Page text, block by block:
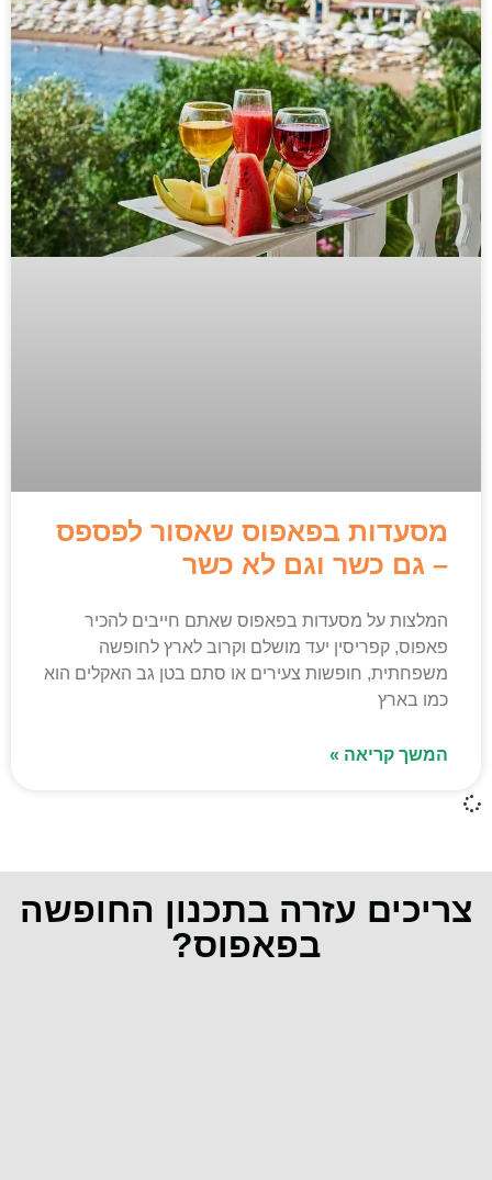
מסעדות בפאפוס שאסור לפספס
– גם כשר וגם לא כשר
המלצות על מסעדות בפאפוס שאתם חייבים להכיר
פאפוס, קפריסין יעד מושלם וקרוב לארץ לחופשה
משפחתית, חופשות צעירים או סתם בטן גב האקלים הוא
כמו בארץ
המשך קריאה »
צריכים עזרה בתכנון החופשה
בפאפוס?